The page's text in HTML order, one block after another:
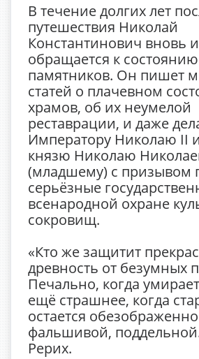
В течение долгих лет
путешествия Николай
Константинович вновь
обращается к
памятников. Он пишет
статей о плачевном
храмов, об их неумелой
реставрации, и даже
Императору Николаю II
князю Николаю
(младшему) с призывом
серьёзные
всенародной охране
сокровищ.
«Кто же защитит
древность от безумных
Печально, когда
ещё страшнее, когда
остается
фальшивой,
Рерих.